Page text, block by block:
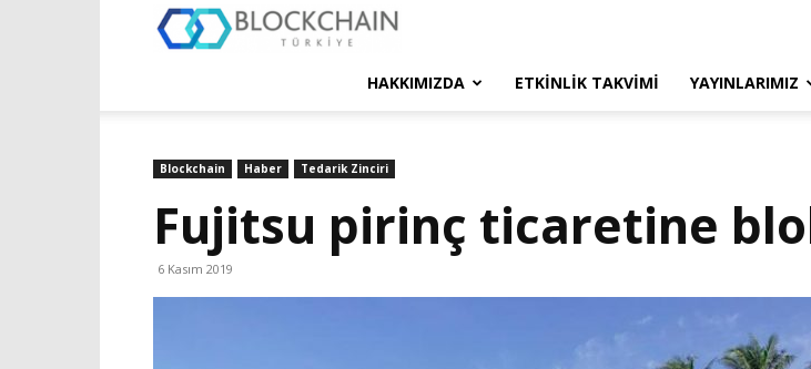
Türkiye
HAKKIMIZDA ETKINLIK TAKVIMI YAYINLARIMIZ
Blockchain Haber Tedarik Zinciri
Fujitsu pirinç ticaretine
6 Kasım 2019